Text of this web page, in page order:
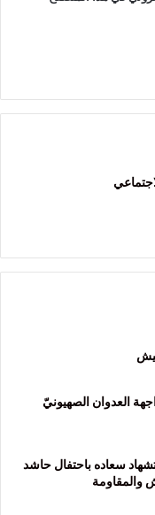
العدوان الصهيونيّ
سعاده باحتفال حاشد
والمقاومة